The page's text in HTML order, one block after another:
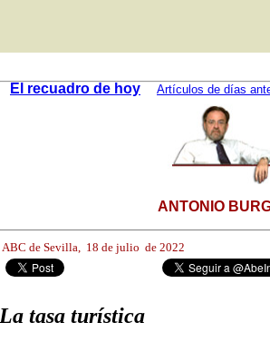
El recuadro de hoy Artículos de días
ANTONIO
ABC de Sevilla, 18 de julio de 2022
La tasa turística